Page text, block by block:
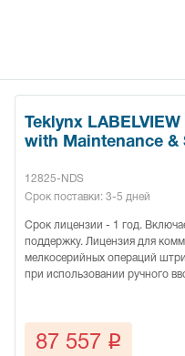
Teklynx
with Maintenance &
12825-NDS
Срок поставки: 3-5 дней
Срок лицензии - 1 год.
поддержку. Лицензия для
мелкосерийных операций
при использовании ручного
87 557 q